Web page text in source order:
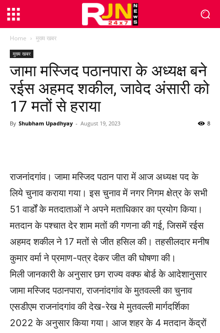
Home मुख्य खबर
मुख्य खबर
जामा मस्जिद पठानपारा के अध्यक्ष बने
रईस अहमद शकील, जावेद अंसारी को
17 मतों से हराया
By Shubham Upadhyay - August 19, 2023 8
राजनांदगांव। जामा मस्जिद पठान पारा में आज अध्यक्ष पद के
लिये चुनाव कराया गया। इस चुनाव में नगर निगम क्षेत्र के सभी
51 वार्डों के मतदाताओं ने अपने मताधिकार का प्रयोग किया।
मतदान के पश्चात देर शाम मतों की गणना की गई, जिसमें रईस
अहमद शकील ने 17 मतों से जीत हसिल की। तहसीलदार मनीष
कुमार वर्मा ने प्रमाण-पत्र देकर जीत की घोषणा की।
मिली जानकारी के अनुसार छग राज्य वक्फ बोर्ड के आदेशानुसार
जामा मस्जिद पठानपारा, राजनांदगांव के मुतवल्ली का चुनाव
एसडीएम राजनांदगांव की देख-रेख मे मुतवल्ली मार्गदर्शिका
2022 के अनुसार किया गया। आज शहर के 4 मतदान केंद्रों